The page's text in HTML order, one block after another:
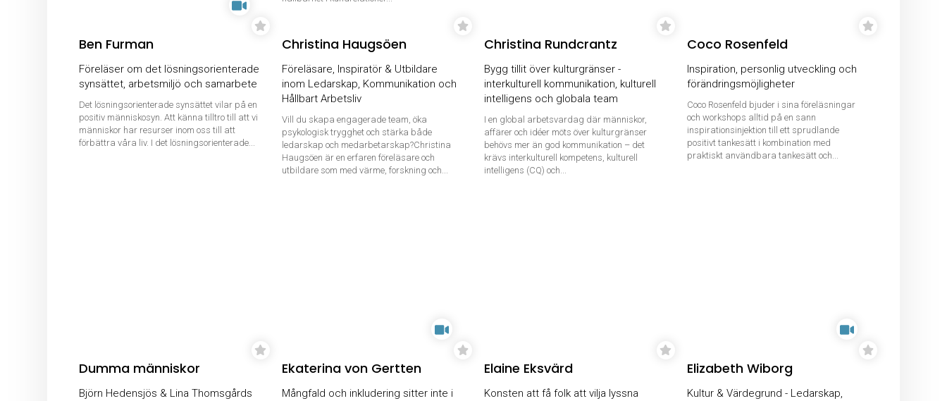
Ben Furman
Föreläser om det lösningsorienterade
synsättet, arbetsmiljö och samarbete
Det lösningsorienterade synsättet vilar på en
positiv människosyn. Att känna tilltro till att vi
människor har resurser inom oss till att
förbättra våra liv. I det lösningsorienterade...
Christina Haugsöen
Föreläsare, Inspiratör & Utbildare
inom Ledarskap, Kommunikation och
Hållbart Arbetsliv
Vill du skapa engagerade team, öka
psykologisk trygghet och stärka både
ledarskap och medarbetarskap?Christina
Haugsöen är en erfaren föreläsare och
utbildare som med värme, forskning och...
Christina Rundcrantz
Bygg tillit över kulturgränser -
interkulturell kommunikation, kulturell
intelligens och globala team
I en global arbetsvardag där människor,
affärer och idéer möts över kulturgränser
behövs mer än god kommunikation – det
krävs interkulturell kompetens, kulturell
intelligens (CQ) och...
Coco Rosenfeld
Inspiration, personlig utveckling och
förändringsmöjligheter
Coco Rosenfeld bjuder i sina föreläsningar
och workshops alltid på en sann
inspirationsinjektion till ett sprudlande
positivt tankesätt i kombination med
praktiskt användbara tankesätt och...
Dumma människor
Björn Hedensjös & Lina Thomsgårds
Ekaterina von Gertten
Mångfald och inkludering sitter inte i
Elaine Eksvärd
Konsten att få folk att vilja lyssna
Elizabeth Wiborg
Kultur & Värdegrund - Ledarskap,